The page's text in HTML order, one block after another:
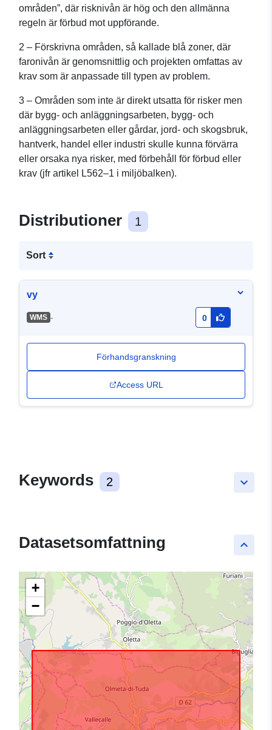
områden”, där risknivån är hög och den allmänna
regeln är förbud mot uppförande.
2 – Förskrivna områden, så kallade blå zoner, där
faronivån är genomsnittlig och projekten omfattas av
krav som är anpassade till typen av problem.
3 – Områden som inte är direkt utsatta för risker men
där bygg- och anläggningsarbeten, bygg- och
anläggningsarbeten eller gårdar, jord- och skogsbruk,
hantverk, handel eller industri skulle kunna förvärra
eller orsaka nya risker, med förbehåll för förbud eller
krav (jfr artikel L562–1 i miljöbalken).
Distributioner 1
Sort
vy
WMS - 0
Förhandsgranskning
Access URL
keyboard_arrow_down
Keywords 2
keyboard_arrow_up
Datasetsomfattning
+
−